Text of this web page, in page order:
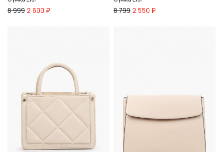
8 999 2 600 ₽ 8 799 2 550 ₽